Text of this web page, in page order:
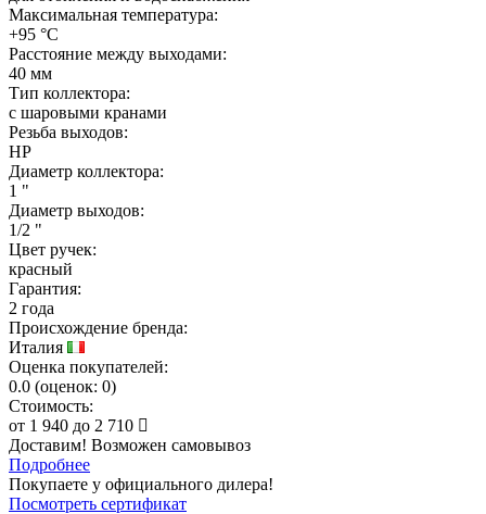
Максимальная температура:
+95 °C
Расстояние между выходами:
40 мм
Тип коллектора:
с шаровыми кранами
Резьба выходов:
НР
Диаметр коллектора:
1 "
Диаметр выходов:
1/2 "
Цвет ручек:
красный
Гарантия:
2 года
Происхождение бренда:
Италия
Оценка покупателей:
0.0 (оценок: 0)
Стоимость:
от 1 940 до 2 710
Доставим! Возможен самовывоз
Подробнее
Покупаете у официального дилера!
Посмотреть сертификат